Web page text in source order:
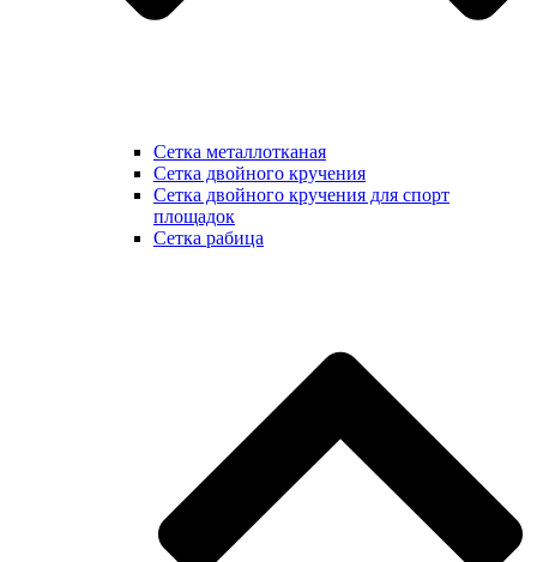
Сетка металлотканая
Сетка двойного кручения
Сетка двойного кручения для спорт
площадок
Сетка рабица